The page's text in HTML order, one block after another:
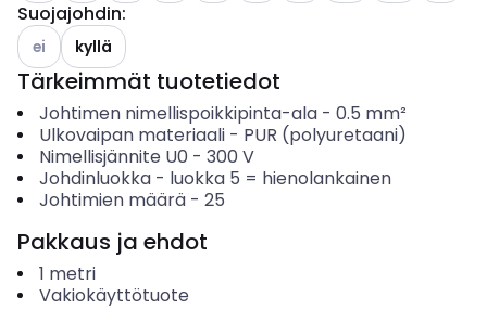
Suojajohdin:
Katso käytettävissä olevat vaihtoehdot
ei kyllä
Tärkeimmät tuotetiedot
Johtimen nimellispoikkipinta-ala- 0.5 mm²
Ulkovaipan materiaali- PUR (polyuretaani)
Nimellisjännite U0 - 300 V
Johdinluokka- luokka 5 = hienolankainen
Johtimien määrä- 25
Pakkaus ja ehdot
1 metri
Vakiokäyttötuote